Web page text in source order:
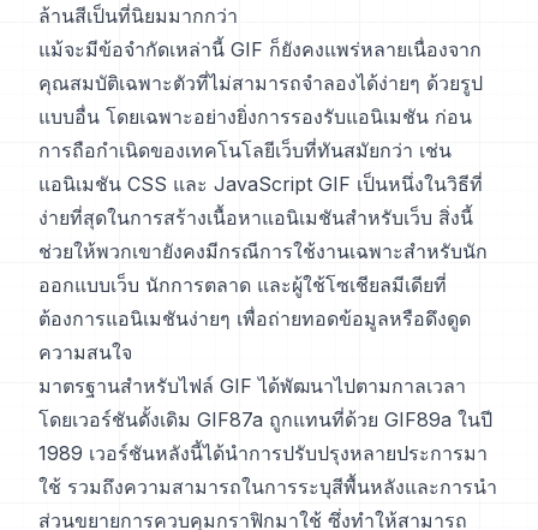
ล้านสีเป็นที่นิยมมากกว่า
แม้จะมีข้อจำกัดเหล่านี้ GIF ก็ยังคงแพร่หลายเนื่องจาก
คุณสมบัติเฉพาะตัวที่ไม่สามารถจำลองได้ง่ายๆ ด้วยรูป
แบบอื่น โดยเฉพาะอย่างยิ่งการรองรับแอนิเมชัน ก่อน
การถือกำเนิดของเทคโนโลยีเว็บที่ทันสมัยกว่า เช่น
แอนิเมชัน CSS และ JavaScript GIF เป็นหนึ่งในวิธีที่
ง่ายที่สุดในการสร้างเนื้อหาแอนิเมชันสำหรับเว็บ สิ่งนี้
ช่วยให้พวกเขายังคงมีกรณีการใช้งานเฉพาะสำหรับนัก
ออกแบบเว็บ นักการตลาด และผู้ใช้โซเชียลมีเดียที่
ต้องการแอนิเมชันง่ายๆ เพื่อถ่ายทอดข้อมูลหรือดึงดูด
ความสนใจ
มาตรฐานสำหรับไฟล์ GIF ได้พัฒนาไปตามกาลเวลา
โดยเวอร์ชันดั้งเดิม GIF87a ถูกแทนที่ด้วย GIF89a ในปี
1989 เวอร์ชันหลังนี้ได้นำการปรับปรุงหลายประการมา
ใช้ รวมถึงความสามารถในการระบุสีพื้นหลังและการนำ
ส่วนขยายการควบคุมกราฟิกมาใช้ ซึ่งทำให้สามารถ